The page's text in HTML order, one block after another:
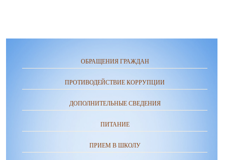
ОБРАЩЕНИЯ ГРАЖДАН
ПРОТИВОДЕЙСТВИЕ КОРРУПЦИИ
ДОПОЛНИТЕЛЬНЫЕ СВЕДЕНИЯ
ПИТАНИЕ
ПРИЕМ В ШКОЛУ